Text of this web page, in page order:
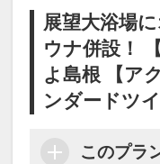
がら季節を感
季節には、こ
を楽しめます。
江戸時代の日
約時に「お問
またはご予約
ームご希望の
※リクエスト
ん。ホテルチ
ります。
展望大浴場
ウナ併設！
よ島根 【ア
ンダードツ
このプラ